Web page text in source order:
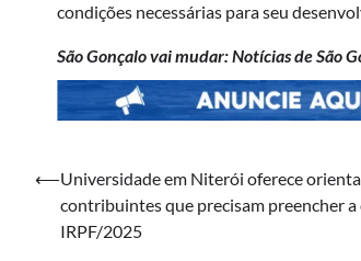
condições necessárias para seu
São Gonçalo vai mudar: Notícias de São
Navegação
⟵Universidade em Niterói oferece
contribuintes que precisam preencher a
IRPF/2025